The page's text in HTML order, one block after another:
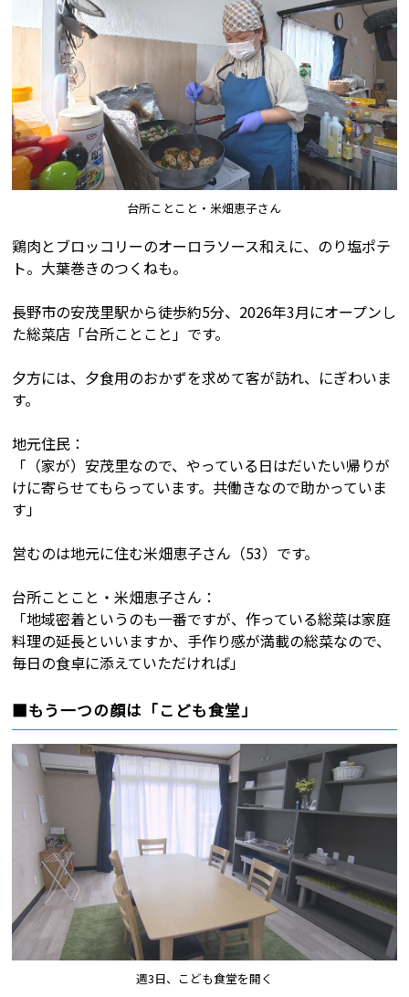
台所ことこと・米畑恵子さん
鶏肉とブロッコリーのオーロラソース和えに、のり塩ポテ
ト。大葉巻きのつくねも。
長野市の安茂里駅から徒歩約5分、2026年3月にオープンし
た総菜店「台所ことこと」です。
夕方には、夕食用のおかずを求めて客が訪れ、にぎわいま
す。
地元住民：
「（家が）安茂里なので、やっている日はだいたい帰りが
けに寄らせてもらっています。共働きなので助かっていま
す」
営むのは地元に住む米畑恵子さん（53）です。
台所ことこと・米畑恵子さん：
「地域密着というのも一番ですが、作っている総菜は家庭
料理の延長といいますか、手作り感が満載の総菜なので、
毎日の食卓に添えていただければ」
■もう一つの顔は「こども食堂」
週3日、こども食堂を開く